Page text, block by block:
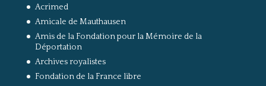
Acrimed
Amicale de Mauthausen
Amis de la Fondation pour la Mémoire de la
Déportation
Archives royalistes
Fondation de la France libre